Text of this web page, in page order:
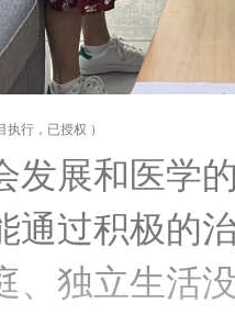
执行，已授权 ）
发展和医学
通过积极的
、独立生活